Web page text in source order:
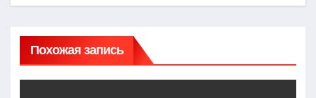
Похожая запись